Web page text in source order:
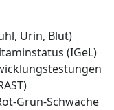
Urin, Blut)
(IGeL)
Grün-Schwäche